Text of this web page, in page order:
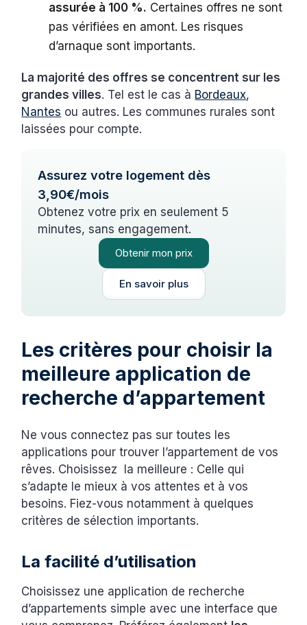
assurée à 100 %. Certaines offres ne sont
pas vérifiées en amont. Les risques
d’arnaque sont importants.
La majorité des offres se concentrent sur les
grandes villes. Tel est le cas à Bordeaux,
Nantes ou autres. Les communes rurales sont
laissées pour compte.
Assurez votre logement dès
3,90€/mois
Obtenez votre prix en seulement 5
minutes, sans engagement.
Obtenir mon prix
En savoir plus
Les critères pour choisir la
meilleure application de
recherche d’appartement
Ne vous connectez pas sur toutes les
applications pour trouver l’appartement de vos
rêves. Choisissez la meilleure : Celle qui
s’adapte le mieux à vos attentes et à vos
besoins. Fiez-vous notamment à quelques
critères de sélection importants.
La facilité d’utilisation
Choisissez une application de recherche
d’appartements simple avec une interface que